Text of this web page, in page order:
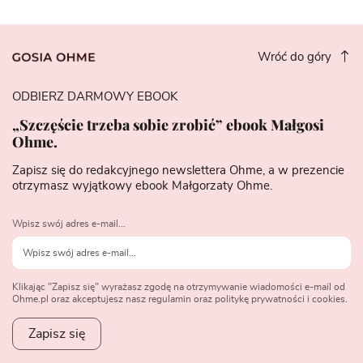
Wróć do góry
ODBIERZ DARMOWY EBOOK
„Szczęście trzeba sobie zrobić” ebook Małgosi
Ohme.
Zapisz się do redakcyjnego newslettera Ohme, a w prezencie
otrzymasz wyjątkowy ebook Małgorzaty Ohme.
Wpisz swój adres e-mail...
Klikając "Zapisz się" wyrażasz zgodę na otrzymywanie wiadomości e-mail od
Ohme.pl oraz akceptujesz nasz regulamin oraz politykę prywatności i cookies.
Zapisz się